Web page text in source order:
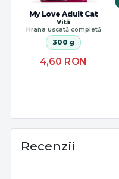
My Love Adult Cat
Vită
Hrana uscată completă
300 g
4,60 RON
Recenzii